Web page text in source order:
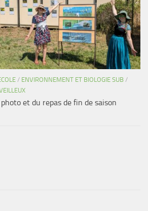
/ ENVIRONNEMENT ET BIOLOGIE SUB /
photo et du repas de fin de saison